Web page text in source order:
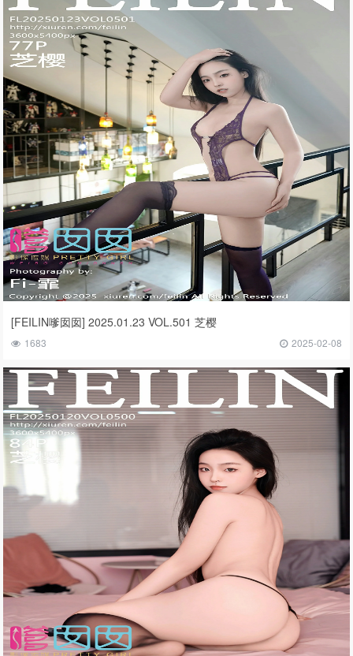
[FEILIN嗲囡囡] 2025.01.23 VOL.501 芝樱
1683 2025-02-08